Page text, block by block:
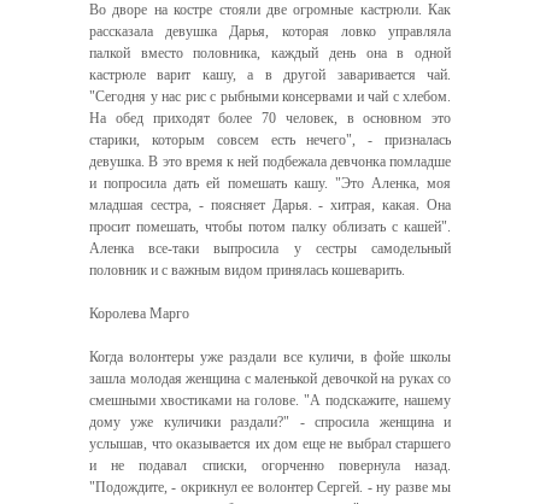
Во дворе на костре стояли две огромные кастрюли. Как
рассказала девушка Дарья, которая ловко управляла
палкой вместо половника, каждый день она в одной
кастрюле варит кашу, а в другой заваривается чай.
"Сегодня у нас рис с рыбными консервами и чай с хлебом.
На обед приходят более 70 человек, в основном это
старики, которым совсем есть нечего", - призналась
девушка. В это время к ней подбежала девчонка помладше
и попросила дать ей помешать кашу. "Это Аленка, моя
младшая сестра, - поясняет Дарья. - хитрая, какая. Она
просит помешать, чтобы потом палку облизать с кашей".
Аленка все-таки выпросила у сестры самодельный
половник и с важным видом принялась кошеварить.
Королева Марго
Когда волонтеры уже раздали все куличи, в фойе школы
зашла молодая женщина с маленькой девочкой на руках со
смешными хвостиками на голове. "А подскажите, нашему
дому уже куличики раздали?" - спросила женщина и
услышав, что оказывается их дом еще не выбрал старшего
и не подавал списки, огорченно повернула назад.
"Подождите, - окрикнул ее волонтер Сергей. - ну разве мы